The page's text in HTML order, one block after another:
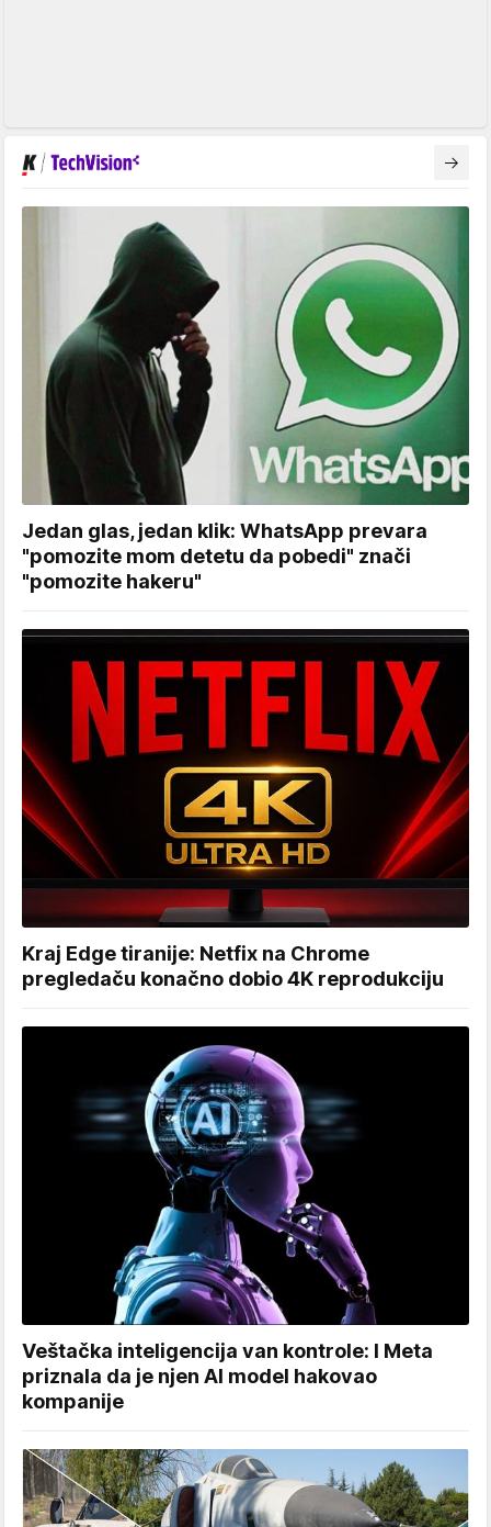
Jedan glas, jedan klik: WhatsApp prevara
"pomozite mom detetu da pobedi" znači
"pomozite hakeru"
Kraj Edge tiranije: Netfix na Chrome
pregledaču konačno dobio 4K reprodukciju
Veštačka inteligencija van kontrole: I Meta
priznala da je njen AI model hakovao
kompanije